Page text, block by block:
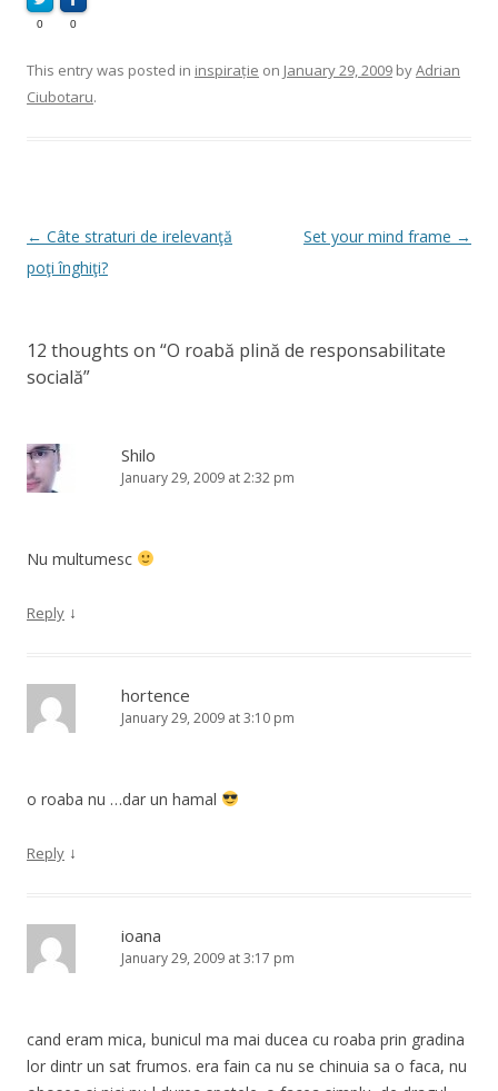
0 0
This entry was posted in inspirație on January 29, 2009 byAdrian
Ciubotaru.
Post
navigation
← Câte straturi de irelevanţă
poţi înghiţi?
Set your mind frame →
12 thoughts on “O roabă plină de responsabilitate
socială”
Shilo
January 29, 2009 at 2:32 pm
Nu multumesc
Reply ↓
hortence
January 29, 2009 at 3:10 pm
o roaba nu …dar un hamal
Reply ↓
ioana
January 29, 2009 at 3:17 pm
cand eram mica, bunicul ma mai ducea cu roaba prin gradina
lor dintr un sat frumos. era fain ca nu se chinuia sa o faca, nu